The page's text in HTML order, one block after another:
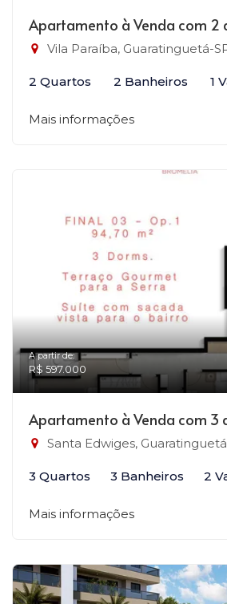
Apartamento à Venda com 2
Vila Paraíba, Guaratinguetá-
2 Quartos 2 Banheiros 1
Mais informações
A partir de:
R$ 597.000
Apartamento à Venda com 3
Santa Edwiges,
3 Quartos 3 Banheiros 2
Mais informações